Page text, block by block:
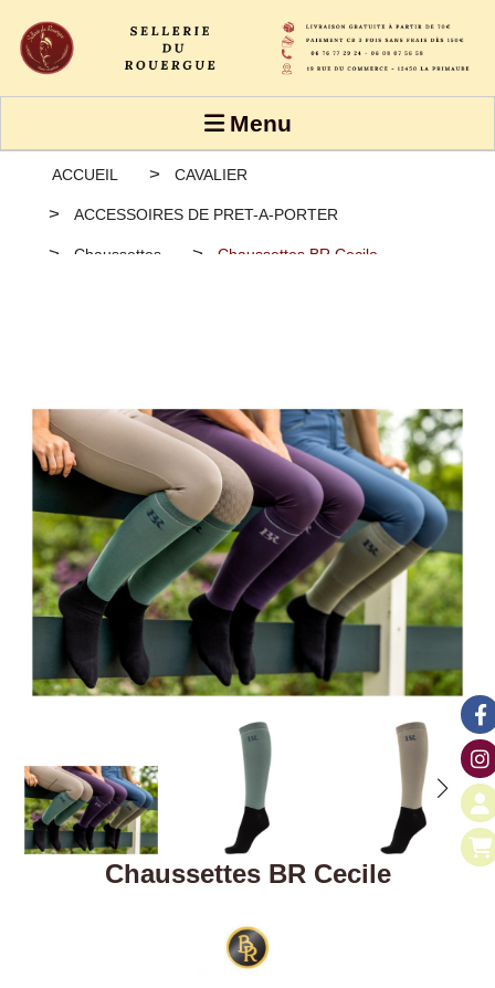
Menu
ACCUEIL CAVALIER
ACCESSOIRES DE PRET-A-PORTER
Chaussettes Chaussettes BR Cecile
Chaussettes BR Cecile